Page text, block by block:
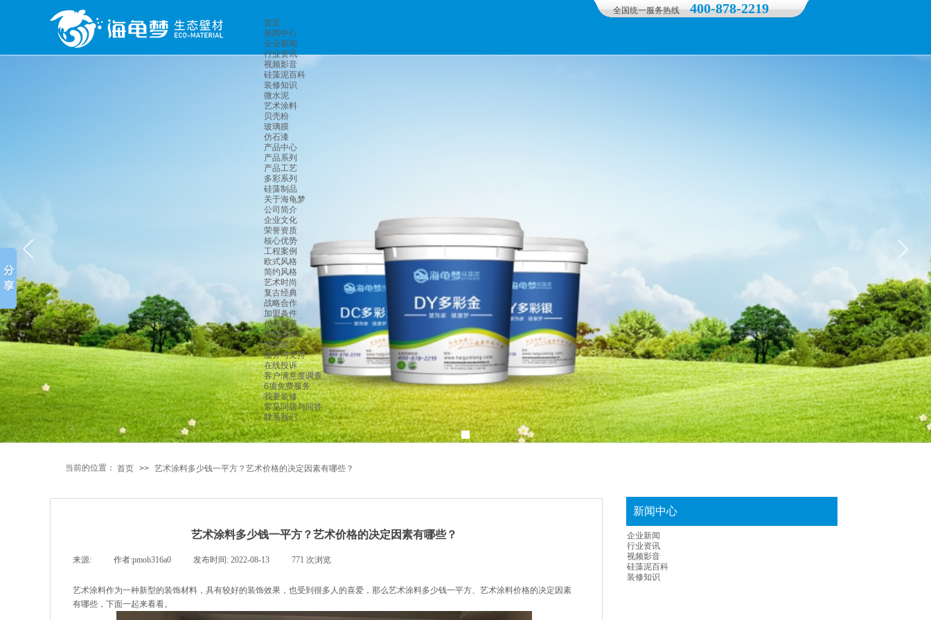
全国统一服务热线 400-878-2219
首页
新闻中心
企业新闻
行业资讯
视频影音
硅藻泥百科
装修知识
微水泥
艺术涂料
贝壳粉
玻璃膜
仿石漆
产品中心
产品系列
产品工艺
多彩系列
硅藻制品
关于海龟梦
公司简介
企业文化
荣誉资质
核心优势
工程案例
欧式风格
简约风格
艺术时尚
复古经典
战略合作
加盟条件
优惠政策
加盟流程
加盟客户
服务与支持
在线投诉
客户满意度调查
6项免费服务
我要装修
常见问题与回答
联系我们
当前的位置： 首页 >> 艺术涂料多少钱一平方？艺术价格的决定因素有哪些？
新闻中心
艺术涂料多少钱一平方？艺术价格的决定因素有哪些？
来源: 作者:pmob316a0 发布时间: 2022-08-13 771 次浏览
艺术涂料作为一种新型的装饰材料，具有较好的装饰效果，也受到很多人的喜爱，那么艺术涂料多少钱一平方、艺术涂料价格的决定因素
有哪些，下面一起来看看。
企业新闻
行业资讯
视频影音
硅藻泥百科
装修知识